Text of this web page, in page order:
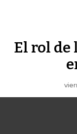
El rol de